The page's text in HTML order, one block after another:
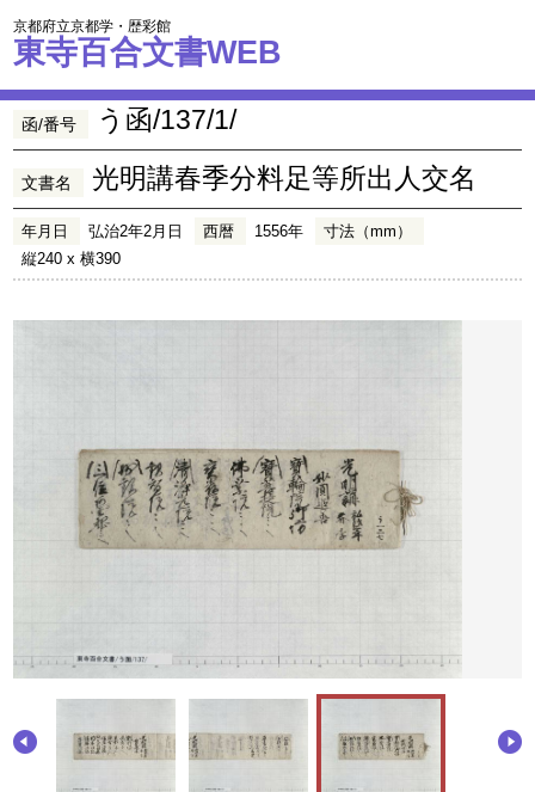
京都府立京都学・歴彩館
東寺百合文書WEB
函/番号 う函/137/1/
文書名 光明講春季分料足等所出人交名
年月日 弘治2年2月日 西暦 1556年
寸法（mm）
縦240 x 横390